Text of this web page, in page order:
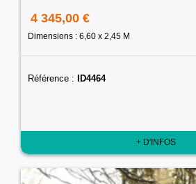
4 345,00 €
Dimensions : 6,60 x 2,45 M
Référence : ID4464
+ D'INFOS